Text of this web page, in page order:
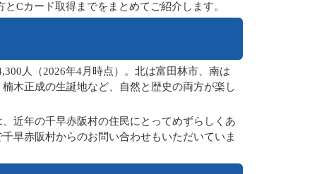
Cカード取得までをまとめてご紹介します。
人（2026年4月時点）。北は富田林市、南は
木正成の生誕地など、自然と歴史の両方が楽し
近年の千早赤阪村の住民にとってめずらしくあ
千早赤阪村からのお問い合わせもいただいていま